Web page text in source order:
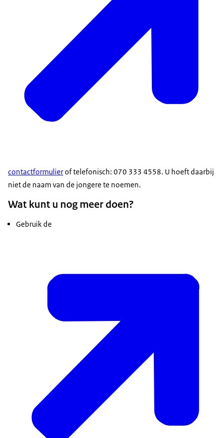
contactformulierof telefonisch: 070 333 4558. U hoeft daarbij
niet de naam van de jongere te noemen.
Wat kunt u nog meer doen?
Gebruik de